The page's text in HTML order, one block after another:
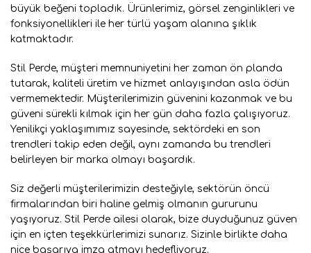
büyük beğeni topladık. Ürünlerimiz, görsel zenginlikleri ve
fonksiyonellikleri ile her türlü yaşam alanına şıklık
katmaktadır.
Stil Perde, müşteri memnuniyetini her zaman ön planda
tutarak, kaliteli üretim ve hizmet anlayışından asla ödün
vermemektedir. Müşterilerimizin güvenini kazanmak ve bu
güveni sürekli kılmak için her gün daha fazla çalışıyoruz.
Yenilikçi yaklaşımımız sayesinde, sektördeki en son
trendleri takip eden değil, aynı zamanda bu trendleri
belirleyen bir marka olmayı başardık.
Siz değerli müşterilerimizin desteğiyle, sektörün öncü
firmalarından biri haline gelmiş olmanın gururunu
yaşıyoruz. Stil Perde ailesi olarak, bize duyduğunuz güven
için en içten teşekkürlerimizi sunarız. Sizinle birlikte daha
nice başarıya imza atmayı hedefliyoruz.